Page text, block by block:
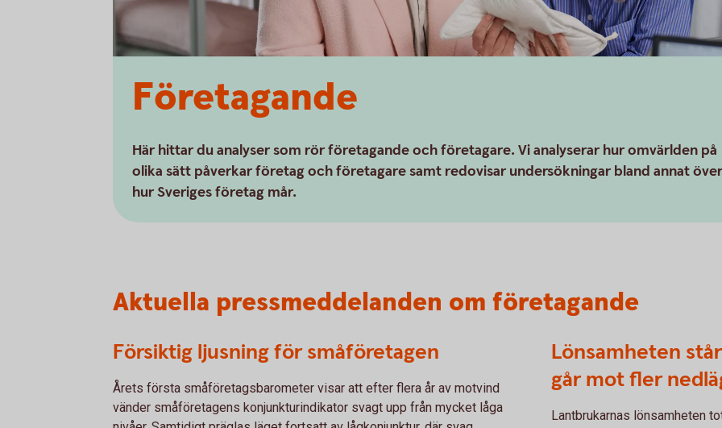
Företagande
Här hittar du analyser som rör företagande och företagare. Vi analyserar hur omvärlden på
olika sätt påverkar företag och företagare samt redovisar undersökningar bland annat över
hur Sveriges företag mår.
Aktuella pressmeddelanden om företagande
Försiktig ljusning för småföretagen
Årets första småföretagsbarometer visar att efter flera år av motvind
vänder småföretagens konjunkturindikator svagt upp från mycket låga
Lönsamheten
går mot fler
Lantbrukarnas lönsamheten